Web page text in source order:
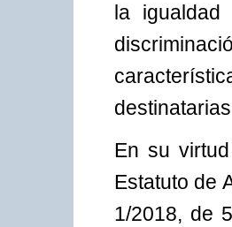
la
En su
Estatuto de
1/2018, de